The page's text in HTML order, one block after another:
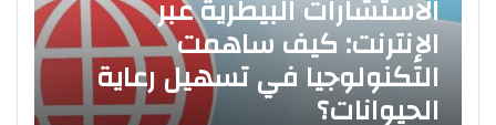
الاستشارات البيطرية عبر
الإنترنت: كيف ساهمت
التكنولوجيا في تسهيل رعاية
الحيوانات؟